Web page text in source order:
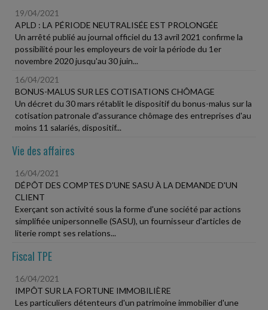
19/04/2021
APLD : LA PÉRIODE NEUTRALISÉE EST PROLONGÉE
Un arrêté publié au journal officiel du 13 avril 2021 confirme la
possibilité pour les employeurs de voir la période du 1er
novembre 2020 jusqu'au 30 juin...
16/04/2021
BONUS-MALUS SUR LES COTISATIONS CHÔMAGE
Un décret du 30 mars rétablit le dispositif du bonus-malus sur la
cotisation patronale d'assurance chômage des entreprises d'au
moins 11 salariés, dispositif...
Vie des affaires
16/04/2021
DÉPÔT DES COMPTES D'UNE SASU À LA DEMANDE D'UN
CLIENT
Exerçant son activité sous la forme d'une société par actions
simplifiée unipersonnelle (SASU), un fournisseur d'articles de
literie rompt ses relations...
Fiscal TPE
16/04/2021
IMPÔT SUR LA FORTUNE IMMOBILIÈRE
Les particuliers détenteurs d'un patrimoine immobilier d'une